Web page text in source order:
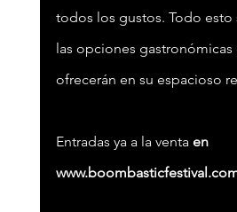
todos los gustos. Todo esto
las opciones gastronómicas
ofrecerán en su espacioso
Entradas ya a la venta en